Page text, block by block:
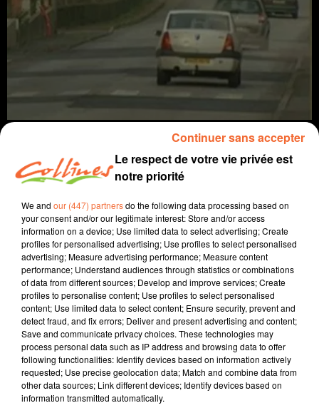
29 janvier 2022 - 10 min 33 sec
JOURNAL DU SAMEDI 29 JANVIER
Patrice Bémanangy
L'inprès de chez vous.
Le mois de décembre 2021 a été le plus meutrier de
l'année en terme de sécurité routière en deux-sèvres.
Deux expositions à découvrir ce week-end à Bressuire,
celle du photographe reporter Olivier Jobard au
Chateau et celle des artistes Heike Chouteau et
Le respect de votre vie privée est
notre priorité
We and our (447) partnersdo the following data processing based on
your consent and/or our legitimate interest: Store and/or access
information on a device; Use limited data to select advertising; Create
profiles for personalised advertising; Use profiles to select personalised
advertising; Measure advertising performance; Measure content
performance; Understand audiences through statistics or combinations
of data from different sources; Develop and improve services; Create
profiles to personalise content; Use profiles to select personalised
content; Use limited data to select content; Ensure security, prevent and
detect fraud, and fix errors; Deliver and present advertising and content;
Save and communicate privacy choices. These technologies may
process personal data such as IP address and browsing data to offer
following functionalities: Identify devices based on information actively
requested; Use precise geolocation data; Match and combine data from
other data sources; Link different devices; Identify devices based on
information transmitted automatically.
Continuer sans accepter